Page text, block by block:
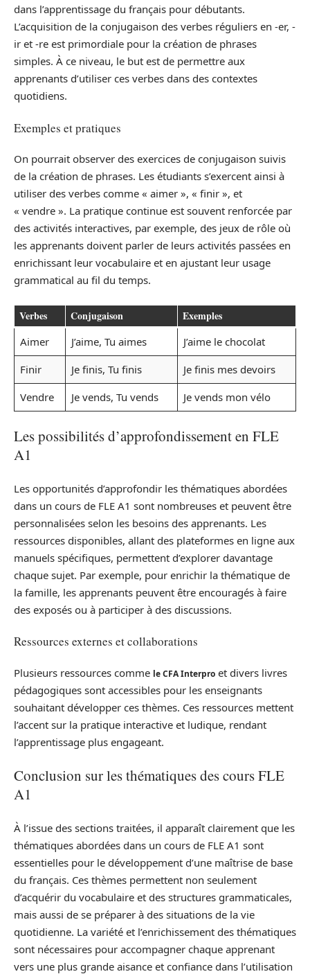
dans l’apprentissage du français pour débutants.
L’acquisition de la conjugaison des verbes réguliers en -er, -
ir et -re est primordiale pour la création de phrases
simples. À ce niveau, le but est de permettre aux
apprenants d’utiliser ces verbes dans des contextes
quotidiens.
Exemples et pratiques
On pourrait observer des exercices de conjugaison suivis
de la création de phrases. Les étudiants s’exercent ainsi à
utiliser des verbes comme « aimer », « finir », et
« vendre ». La pratique continue est souvent renforcée par
des activités interactives, par exemple, des jeux de rôle où
les apprenants doivent parler de leurs activités passées en
enrichissant leur vocabulaire et en ajustant leur usage
grammatical au fil du temps.
Verbes Conjugaison Exemples
Aimer J’aime, Tu aimes
J’aime le chocolat
Finir
Je finis, Tu finis
Je finis mes devoirs
Vendre
Je vends, Tu vends Je vends mon vélo
Les possibilités d’approfondissement en FLE
A1
Les opportunités d’approfondir les thématiques abordées
dans un cours de FLE A1 sont nombreuses et peuvent être
personnalisées selon les besoins des apprenants. Les
ressources disponibles, allant des plateformes en ligne aux
manuels spécifiques, permettent d’explorer davantage
chaque sujet. Par exemple, pour enrichir la thématique de
la famille, les apprenants peuvent être encouragés à faire
des exposés ou à participer à des discussions.
Ressources externes et collaborations
Plusieurs ressources comme le CFA Interpro et divers livres
pédagogiques sont accessibles pour les enseignants
souhaitant développer ces thèmes. Ces ressources mettent
l’accent sur la pratique interactive et ludique, rendant
l’apprentissage plus engageant.
Conclusion sur les thématiques des cours FLE
A1
À l’issue des sections traitées, il apparaît clairement que les
thématiques abordées dans un cours de FLE A1 sont
essentielles pour le développement d’une maîtrise de base
du français. Ces thèmes permettent non seulement
d’acquérir du vocabulaire et des structures grammaticales,
mais aussi de se préparer à des situations de la vie
quotidienne. La variété et l’enrichissement des thématiques
sont nécessaires pour accompagner chaque apprenant
vers une plus grande aisance et confiance dans l’utilisation